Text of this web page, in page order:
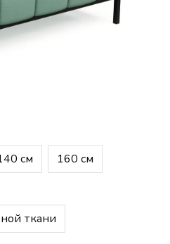
см 160 см
ткани